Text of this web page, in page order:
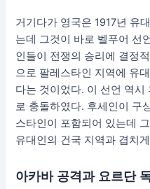
거기다가 영국은 1917년 유
는데 그것이 바로 벨푸어 선
인들이 전쟁의 승리에 결정
으로 팔레스타인 지역에 유
다는 것이었다. 이 선언 역
로 충돌하였다. 후세인이 구
스타인이 포함되어 있는데
유대인의 건국 지역과 겹치
아카바 공격과 요르단